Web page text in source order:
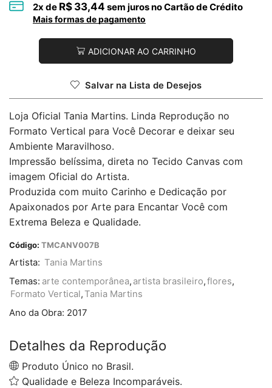
2x de R$ 33,44 sem juros no Cartão de Crédito
Mais formas de pagamento
ADICIONAR AO CARRINHO
Salvar na Lista de Desejos
Loja Oficial Tania Martins. Linda Reprodução no
Formato Vertical para Você Decorar e deixar seu
Ambiente Maravilhoso.
Impressão belíssima, direta no Tecido Canvas com
imagem Oficial do Artista.
Produzida com muito Carinho e Dedicação por
Apaixonados por Arte para Encantar Você com
Extrema Beleza e Qualidade.
Código: TMCANV007B
Artista: Tania Martins
Temas: arte contemporânea, artista brasileiro,flores,
Formato Vertical,Tania Martins
Ano da Obra: 2017
Detalhes da Reprodução
Produto Único no Brasil.
Qualidade e Beleza Incomparáveis.